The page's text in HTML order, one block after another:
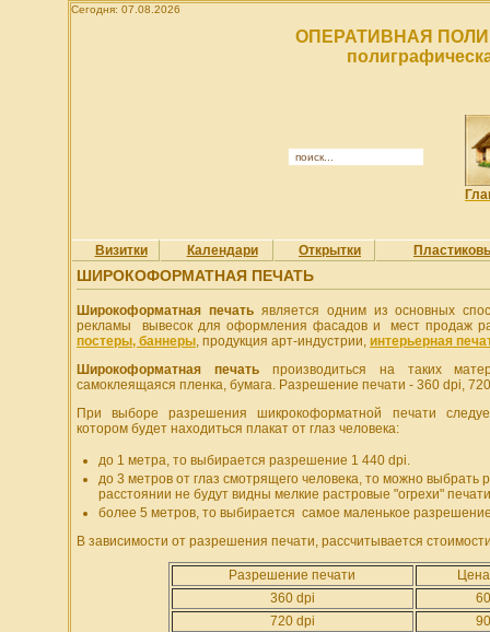
Сегодня: 07.08.2026
ОПЕРАТИВНАЯ
Визитки Календари Открытки
ШИРОКОФОРМАТНАЯ ПЕЧАТЬ
Широкоформатная печатьявляется одним из основных
рекламы вывесок для оформления фасадов и мест продаж
постеры, баннеры, продукция арт-индустрии, интерьерная
Широкоформатная печатьпроизводиться на таких
самоклеящаяся пленка, бумага. Разрешение печати - 360 dpi,
При выборе разрешения шикрокоформатной печати
котором будет находиться плакат от глаз человека:
до 1 метра, то выбирается разрешение 1 440 dpi.
до 3 метров от глаз смотрящего человека, то можно
расстоянии не будут видны мелкие растровые "огрехи"
более 5 метров, то выбирается самое маленькое
В зависимости от разрешения печати, рассчитывается
Разрешение печати
360 dpi
720 dpi